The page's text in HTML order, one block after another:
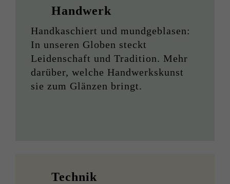
Handwerk
Handkaschiert und mundgeblasen:
In unseren Globen steckt
Leidenschaft und Tradition. Mehr
darüber, welche Handwerkskunst
sie zum Glänzen bringt.
Technik